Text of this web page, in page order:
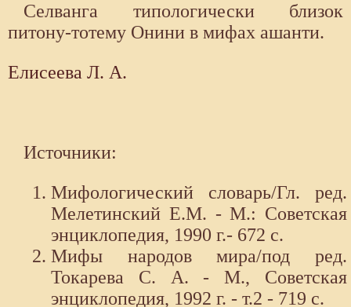
Селванга типологически близок
питону-тотему Онини в мифах ашанти.
Елисеева Л. А.
Источники:
Мифологический словарь/Гл. ред.
Мелетинский Е.М. - М.: Советская
энциклопедия, 1990 г.- 672 с.
Мифы народов мира/под ред.
Токарева С. А. - М., Советская
энциклопедия, 1992 г. - т.2 - 719 с.